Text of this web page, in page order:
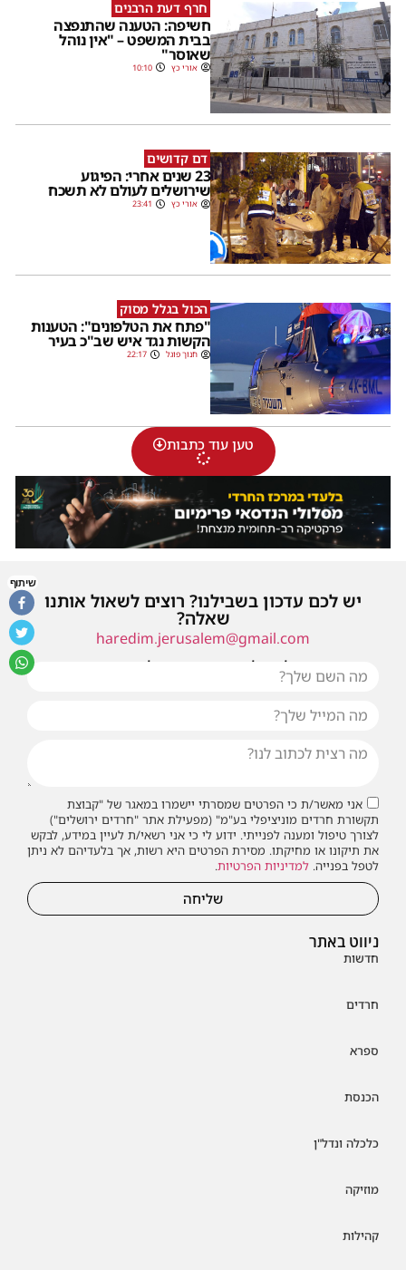
חרף דעת הרבנים
חשיפה: הטענה שהתנפצה
בבית המשפט – "אין נוהל
שאוסר"
אורי כץ 10:10
דם קדושים
23 שנים אחרי: הפיגוע
שירושלים לעולם לא תשכח
אורי כץ 23:41
הכול בגלל מסוק
"פתח את הטלפונים": הטענות
הקשות נגד איש שב"כ בעיר
חנוך פוגל 22:17
טען עוד כתבות
ניווט באתר
חדשות
חרדים
ספרא
הכנסת
כלכלה ונדל"ן
מוזיקה
קהילות
יש לכם עדכון בשבילנו? רוצים לשאול אותנו
שאלה?
haredim.jerusalem@gmail.com
או שילחו אלינו פנייה ונחזור אליכם בהקדם
אני מאשר/ת כי הפרטים שמסרתי יישמרו במאגר של "קבוצת
תקשורת חרדים מוניציפלי בע"מ" (מפעילת אתר "חרדים ירושלים")
לצורך טיפול ומענה לפנייתי. ידוע לי כי אני רשאי/ת לעיין במידע, לבקש
את תיקונו או מחיקתו. מסירת הפרטים היא רשות, אך בלעדיהם לא ניתן
לטפל בפנייה. למדיניות הפרטיות.
שליחה
שיתוף